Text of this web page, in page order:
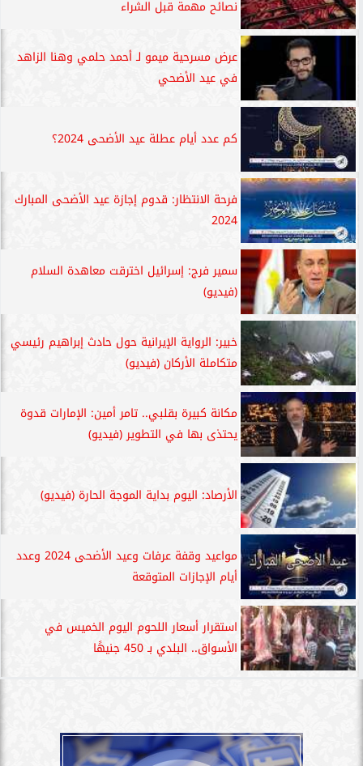
نصائح مهمة قبل الشراء
عرض مسرحية ميمو لـ أحمد حلمي وهنا الزاهد
في عيد الأضحي
كم عدد أيام عطلة عيد الأضحى 2024؟
فرحة الانتظار: قدوم إجازة عيد الأضحى المبارك
2024
سمير فرج: إسرائيل اخترقت معاهدة السلام
(فيديو)
خبير: الرواية الإيرانية حول حادث إبراهيم رئيسي
متكاملة الأركان (فيديو)
مكانة كبيرة بقلبي.. تامر أمين: الإمارات قدوة
يحتذى بها في التطوير (فيديو)
الأرصاد: اليوم بداية الموجة الحارة (فيديو)
مواعيد وقفة عرفات وعيد الأضحى 2024 وعدد
أيام الإجازات المتوقعة
استقرار أسعار اللحوم اليوم الخميس في
الأسواق.. البلدي بـ 450 جنيهًا